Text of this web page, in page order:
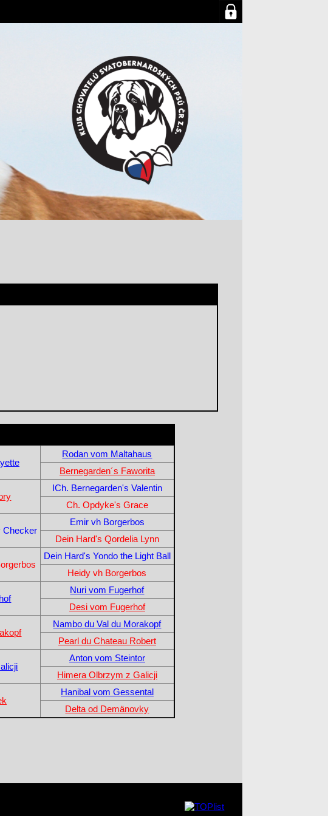
Rodan vom Maltahaus
Bernegarden´s Faworita
ICh. Bernegarden's Valentin
Ch. Opdyke's Grace
Checker
Emir vh Borgerbos
Dein Hard's Qordelia Lynn
Dein Hard's Yondo the Light Ball
Heidy vh Borgerbos
Nuri vom Fugerhof
Desi vom Fugerhof
Nambo du Val du Morakopf
Pearl du Chateau Robert
Anton vom Steintor
Himera Olbrzym z Galicji
Hanibal vom Gessental
Delta od Demänovky